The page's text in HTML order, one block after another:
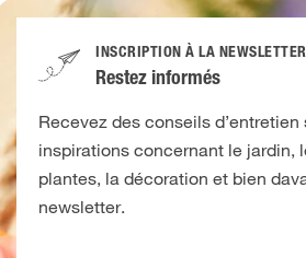
INSCRIPTION À LA NEWSLETTER
Restez informés
Recevez des conseils
inspirations concernant le jardin,
plantes, la décoration et bien
newsletter.